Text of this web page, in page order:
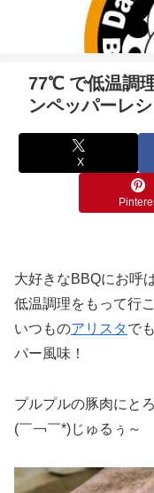
77℃ で低温調
ンペッパーレ
X
大好きなBBQにお呼
低温調理をもって行こ
いつものアリスタで
パー風味！
プルプルの豚肉にと
(￣￢￣*)じゅるぅ～